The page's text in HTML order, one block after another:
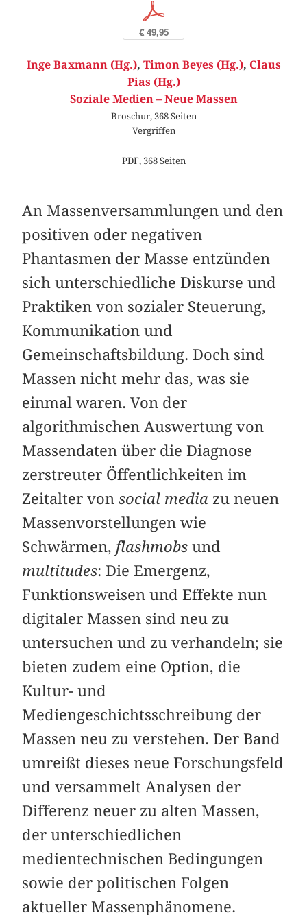
p
€ 49,95
Inge Baxmann (Hg.), Timon Beyes (Hg.), Claus
Pias (Hg.)
Soziale Medien – Neue Massen
Broschur, 368 Seiten
Vergriffen
PDF, 368 Seiten
An Massenversammlungen und den
positiven oder negativen
Phantasmen der Masse entzünden
sich unterschiedliche Diskurse und
Praktiken von sozialer Steuerung,
Kommunikation und
Gemeinschaftsbildung. Doch sind
Massen nicht mehr das, was sie
einmal waren. Von der
algorithmischen Auswertung von
Massendaten über die Diagnose
zerstreuter Öffentlichkeiten im
Zeitalter vonsocial media zu neuen
Massen­vor­stellungen wie
Schwärmen, flashmobs und
multitudes: Die Emergenz,
Funktionsweisen und Effekte nun
digitaler Massen sind neu zu
untersuchen und zu verhandeln; sie
bieten zudem eine Option, die
Kultur- und
Mediengeschichtsschreibung der
Massen neu zu verstehen. Der Band
umreißt dieses neue Forschungsfeld
und versammelt Analysen der
Differenz neuer zu alten Massen,
der unterschiedlichen
medientechnischen Bedingungen
sowie der politischen Folgen
aktueller Massenphänomene.